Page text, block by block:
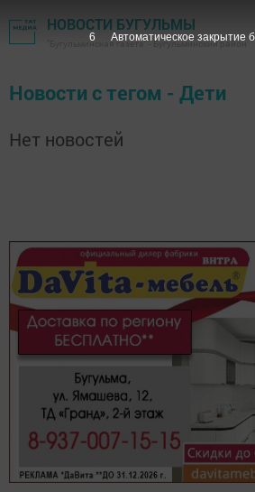
НОВОСТИ БУГУЛЬМЫ
"Бугульминская газета" - Бугульминский район
Новости с тегом - Дети
Нет новостей
6 Автоматическое закрытие